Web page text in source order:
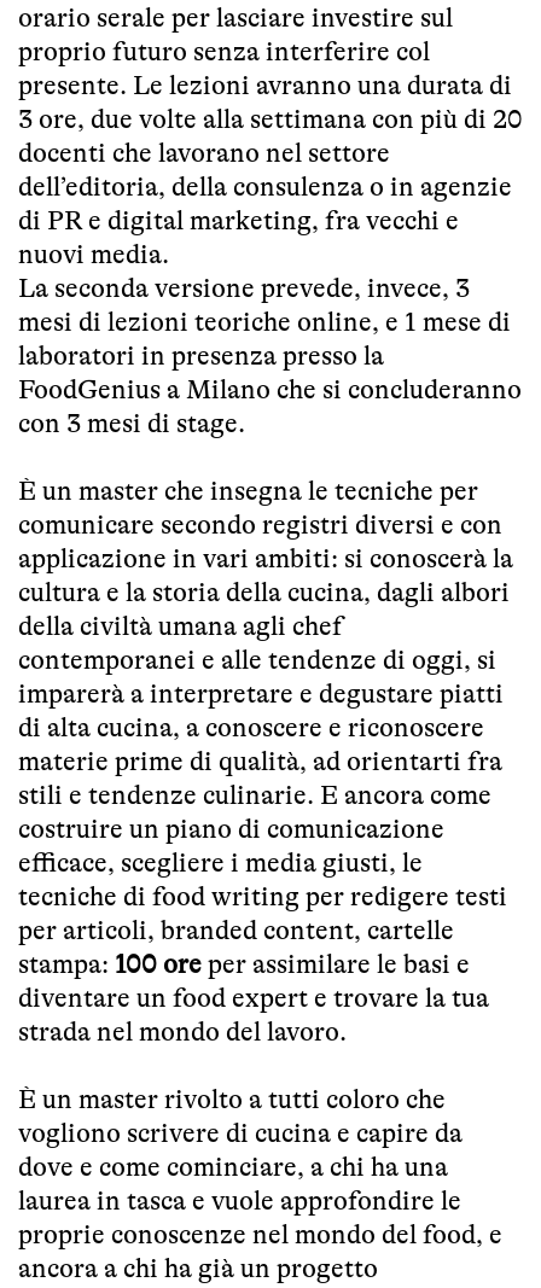
orario serale per lasciare investire sul
proprio futuro senza interferire col
presente. Le lezioni avranno una durata di
3 ore, due volte alla settimana con più di 20
docenti che lavorano nel settore
dell’editoria, della consulenza o in agenzie
di PR e digital marketing, fra vecchi e
nuovi media.
La seconda versione prevede, invece, 3
mesi di lezioni teoriche online, e 1 mese di
laboratori in presenza presso la
FoodGenius a Milano che si concluderanno
con 3 mesi di stage.
È un master che insegna le tecniche per
comunicare secondo registri diversi e con
applicazione in vari ambiti: si conoscerà la
cultura e la storia della cucina, dagli albori
della civiltà umana agli chef
contemporanei e alle tendenze di oggi, si
imparerà a interpretare e degustare piatti
di alta cucina, a conoscere e riconoscere
materie prime di qualità, ad orientarti fra
stili e tendenze culinarie. E ancora come
costruire un piano di comunicazione
efficace, scegliere i media giusti, le
tecniche di food writing per redigere testi
per articoli, branded content, cartelle
stampa: 100 ore per assimilare le basi e
diventare un food expert e trovare la tua
strada nel mondo del lavoro.
È un master rivolto a tutti coloro che
vogliono scrivere di cucina e capire da
dove e come cominciare, a chi ha una
laurea in tasca e vuole approfondire le
proprie conoscenze nel mondo del food, e
ancora a chi ha già un progetto